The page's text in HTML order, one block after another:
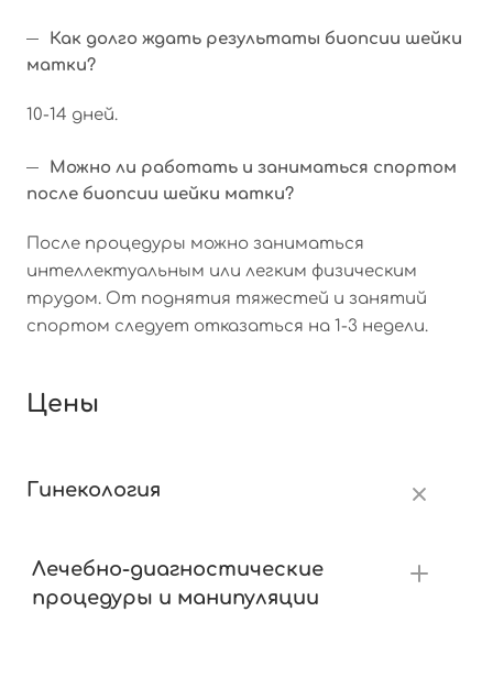
Как долго ждать результаты биопсии шейки
матки?
10-14 дней.
Можно ли работать и заниматься спортом
после биопсии шейки матки?
После процедуры можно заниматься
интеллектуальным или легким физическим
трудом. От поднятия тяжестей и занятий
спортом следует отказаться на 1-3 недели.
Цены
Гинекология
Лечебно-диагностические
процедуры и манипуляции